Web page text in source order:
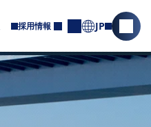
採用情報
サ
イ
ト
検
索
JP
お
問
合